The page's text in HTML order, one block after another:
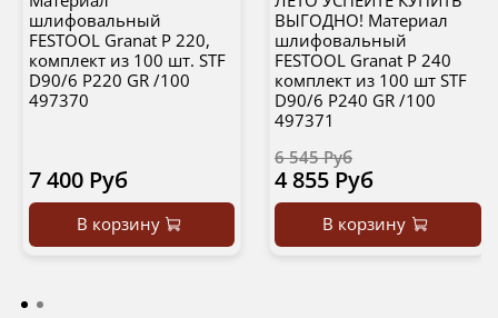
шлифовальный
FESTOOL Granat P 220,
комплект из 100 шт. STF
D90/6 P220 GR /100
497370
7 400 Руб
В корзину
ВЫГОДНО! Материал
шлифовальный
FESTOOL Granat P 240
комплект из 100 шт STF
D90/6 P240 GR /100
497371
6 545 Руб
4 855 Руб
В корзину